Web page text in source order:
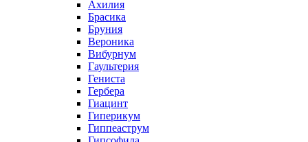
Ахилия
Брасика
Бруния
Вероника
Вибурнум
Гаультерия
Гениста
Гербера
Гиацинт
Гиперикум
Гиппеаструм